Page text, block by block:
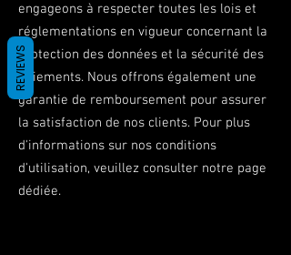
engageons à respecter toutes les lois et
réglementations en vigueur concernant la
protection des données et la sécurité des
paiements. Nous offrons également une
garantie de remboursement pour assurer
la satisfaction de nos clients. Pour plus
d'informations sur nos conditions
d'utilisation, veuillez consulter notre page
dédiée.
REVIEWS